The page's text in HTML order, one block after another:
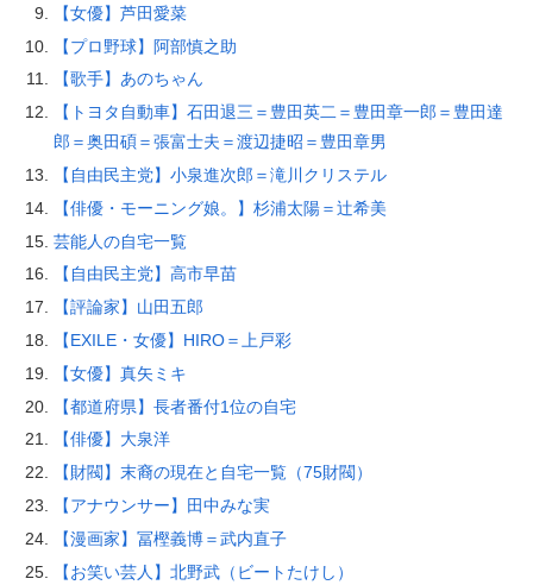
【女優】芦田愛菜
【プロ野球】阿部慎之助
【歌手】あのちゃん
【トヨタ自動車】石田退三＝豊田英二＝豊田章一郎＝豊田達
郎＝奥田碩＝張富士夫＝渡辺捷昭＝豊田章男
【自由民主党】小泉進次郎＝滝川クリステル
【俳優・モーニング娘。】杉浦太陽＝辻希美
芸能人の自宅一覧
【自由民主党】高市早苗
【評論家】山田五郎
【EXILE・女優】HIRO＝上戸彩
【女優】真矢ミキ
【都道府県】長者番付1位の自宅
【俳優】大泉洋
【財閥】末裔の現在と自宅一覧（75財閥）
【アナウンサー】田中みな実
【漫画家】冨樫義博＝武内直子
【お笑い芸人】北野武（ビートたけし）